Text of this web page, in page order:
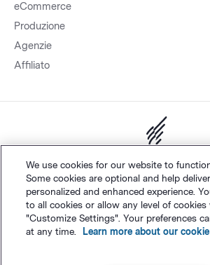
eCommerce
Produzione
Agenzie
Affiliato
Software, LLC
We use cookies for our website to
Some cookies are optional and help
personalized and enhanced experience.
to all cookies or allow any level of cookies
"Customize Settings". Your preferences
at any time.
Learn more about our